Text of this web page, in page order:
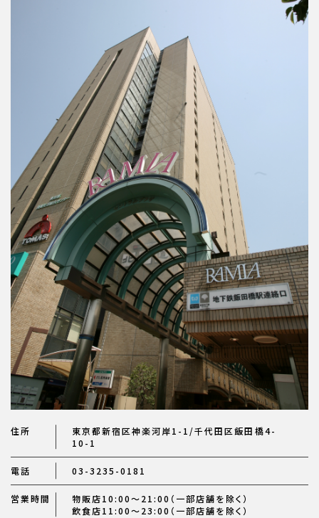
住所
東京都新宿区神楽河岸1-1/千代田区飯田橋4-
10-1
電話 03-3235-0181
営業時間
物販店10:00～21:00（一部店舗を除く）
飲食店11:00～23:00（一部店舗を除く）